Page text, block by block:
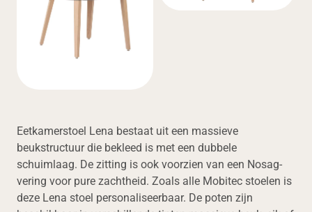
Eetkamerstoel Lena bestaat uit een massieve
beukstructuur die bekleed is met een dubbele
schuimlaag. De zitting is ook voorzien van een Nosag-
vering voor pure zachtheid. Zoals alle Mobitec stoelen is
deze Lena stoel personaliseerbaar. De poten zijn